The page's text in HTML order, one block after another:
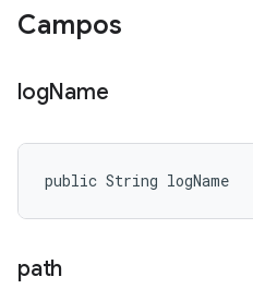
Campos
logName
public String logName
path